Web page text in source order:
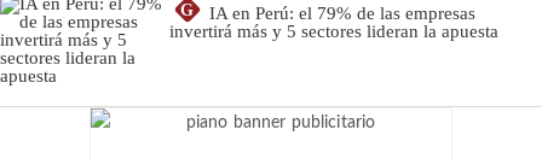
G
IA en Perú: el 79% de las empresas
invertirá más y 5 sectores lideran la apuesta